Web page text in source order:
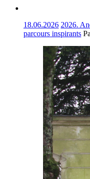
18.06.2026 2026.
parcours inspirants